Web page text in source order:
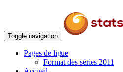
Toggle navigation
Pages de ligue
Format des séries 2011